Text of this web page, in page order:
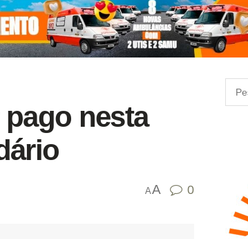
nesta
AA 0